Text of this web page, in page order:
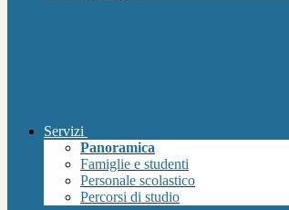
Servizi
Panoramica
Famiglie e studenti
Personale scolastico
Percorsi di studio